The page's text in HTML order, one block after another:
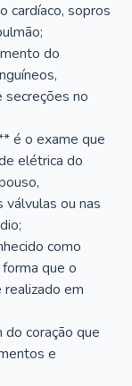
cardíaco, sopros
do
no
é o exame que
elétrica do
válvulas ou nas
como
que o
em
coração que
e